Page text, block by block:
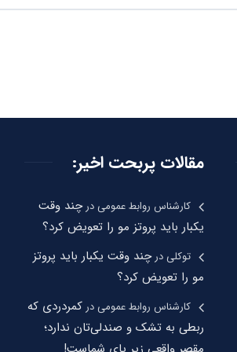
مقالات پربحت اخیر:
کارشناس روابط عمومیدرچند وقت
یکبار باید پروتز مو را تعویض کرد؟
توکلیدرچند وقت یکبار باید پروتز
مو را تعویض کرد؟
کارشناس روابط عمومیدر کمردردی که
ربطی به تشک و صندلی‌تان ندارد؛